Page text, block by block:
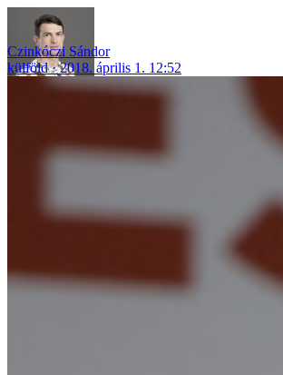
Czinkóczi Sándor
külföld
2018. április 1. 12:52